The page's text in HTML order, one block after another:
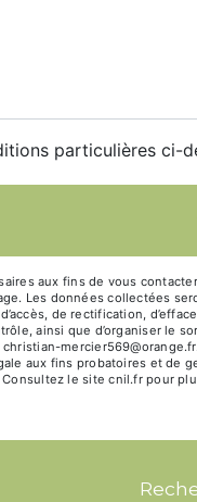
particulières ci-
aux fins de vous
Les données collectées
de rectification,
ainsi que d’organiser le
aux fins probatoires et de
Consultez le site cnil.fr pour